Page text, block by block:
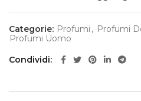
Categorie: Profumi , Profumi
Profumi Uomo
Condividi